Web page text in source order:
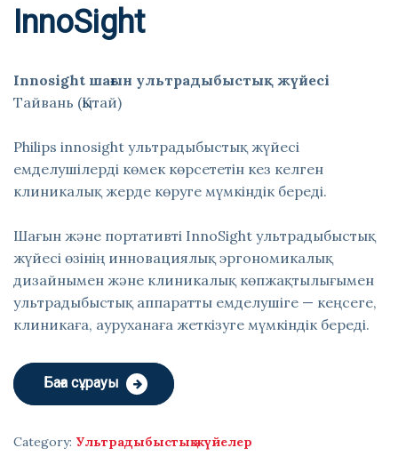
InnoSight
Innosight шағын ультрадыбыстық жүйесі
Тайвань (Қытай)
Philips innosight ультрадыбыстық жүйесі
емделушілерді көмек көрсететін кез келген
клиникалық жерде көруге мүмкіндік береді.
Шағын және портативті InnoSight ультрадыбыстық
жүйесі өзінің инновациялық эргономикалық
дизайнымен және клиникалық көпжақтылығымен
ультрадыбыстық аппаратты емделушіге — кеңсеге,
клиникаға, ауруханаға жеткізуге мүмкіндік береді.
Баға сұрауы
Category: Ультрадыбыстық жүйелер